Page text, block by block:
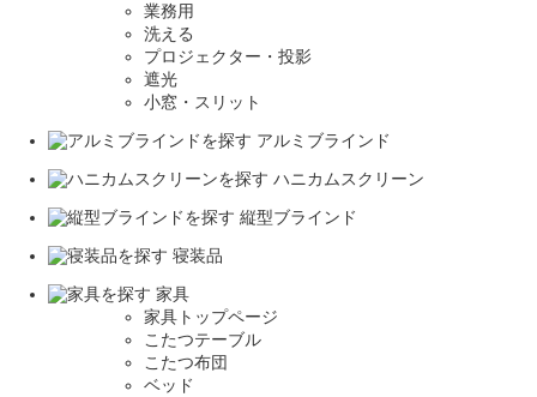
業務用
洗える
プロジェクター・投影
遮光
小窓・スリット
アルミブラインド
ハニカムスクリーン
縦型ブラインド
寝装品
家具
家具トップページ
こたつテーブル
こたつ布団
ベッド